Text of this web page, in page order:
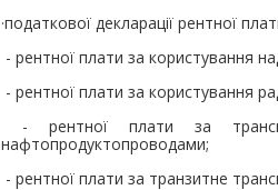
·податкової декларації рентної
- рентної плати за користування
- рентної плати за користування
- рентної плати за
нафтопродуктопроводами;
- рентної плати за транзитне